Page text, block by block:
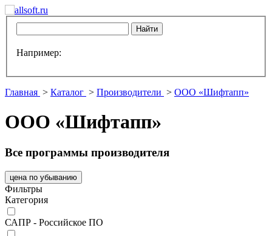
Например:
Главная > Каталог > Производители > ООО «Шифтапп»
ООО «Шифтапп»
Все программы производителя
цена по убыванию
Фильтры
Категория
САПР - Российское ПО